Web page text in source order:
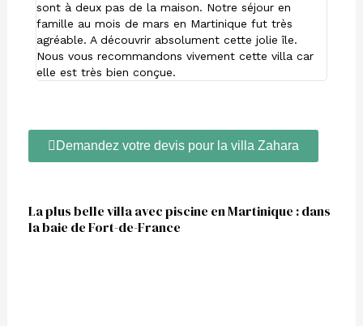
sont à deux pas de la maison. Notre séjour en
famille au mois de mars en Martinique fut très
agréable. A découvrir absolument cette jolie île.
Nous vous recommandons vivement cette villa car
elle est très bien conçue.
Demandez votre devis pour la villa Zahara
La plus belle villa avec piscine en Martinique : dans
la baie de Fort-de-France